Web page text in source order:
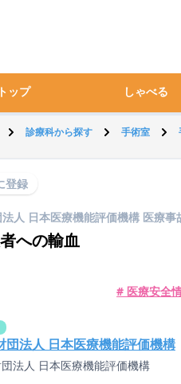
トップ しゃべる
診療科から探す 手術室
登録
法人 日本医療機能評価機構 医療
への輸血
# 医療安全
団法人 日本医療機能評価機構
法人 日本医療機能評価機構